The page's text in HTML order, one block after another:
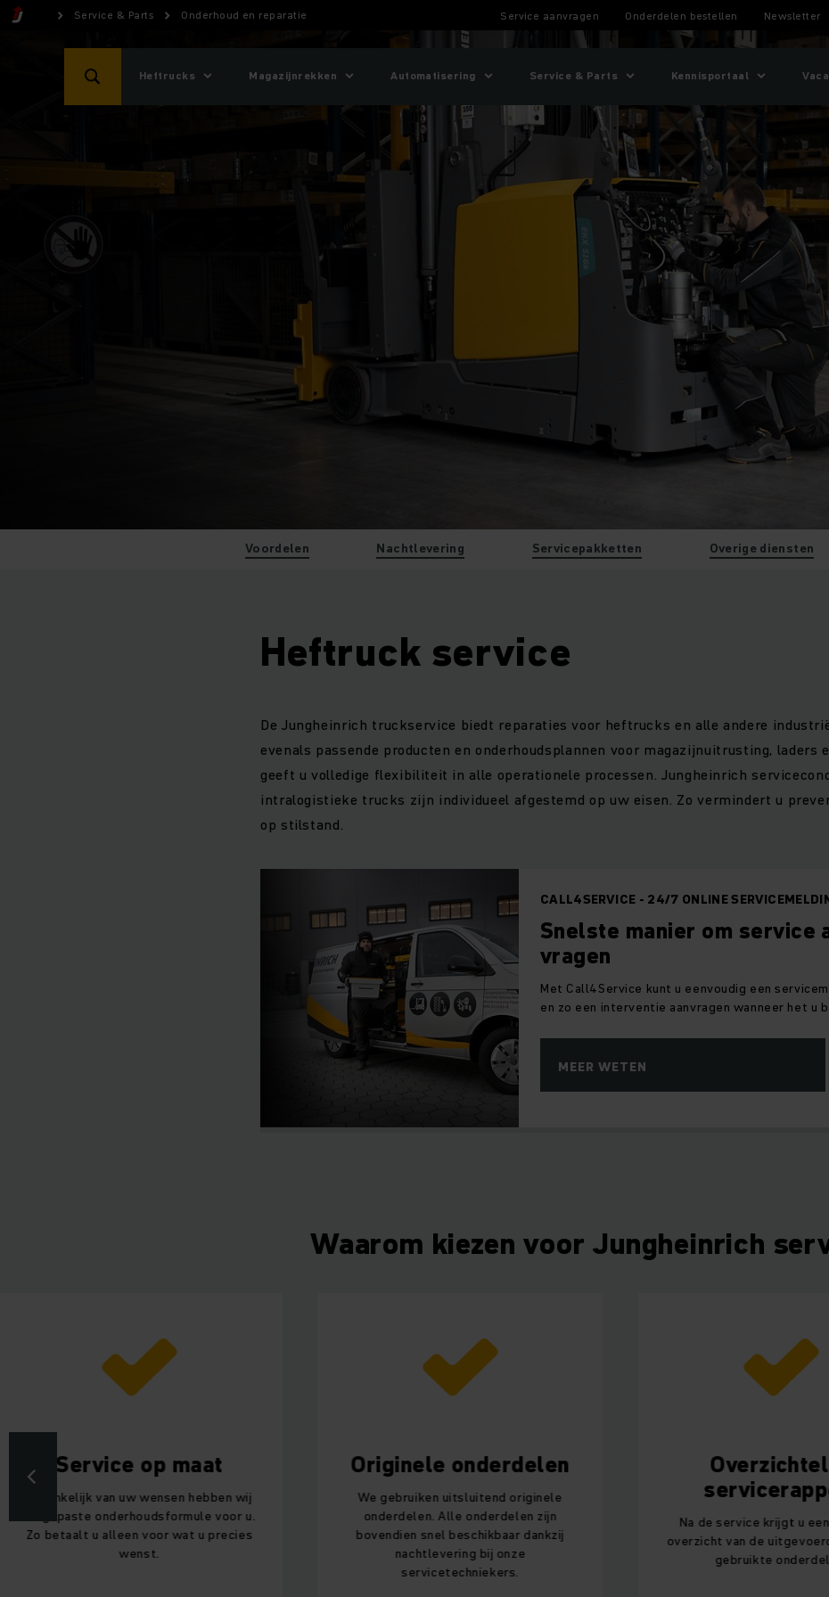
Service & Parts Onderhoud en reparatie Service aanvragen Onderdelen bestellen Newsletter
Heftrucks Magazijnrekken Automatisering Service & Parts Kennisportaal
Voordelen Nachtlevering Servicepakketten Overige diensten
Heftruck service
De Jungheinrich truckservice biedt reparaties voor heftrucks en alle andere
evenals passende producten en onderhoudsplannen voor magazijnuitrusting, laders
geeft u volledige flexibiliteit in alle operationele processen. Jungheinrich
intralogistieke trucks zijn individueel afgestemd op uw eisen. Zo vermindert u
op stilstand.
CALL4SERVICE - 24/7 ONLINE
Snelste manier om service
vragen
Met Call4Service kunt u eenvoudig een
en zo een interventie aanvragen wanneer het u
MEER WETEN
Waarom kiezen voor Jungheinrich
op maat
van uw wensen hebben wij
onderhoudsformule voor u.
u alleen voor wat u precies
Originele onderdelen
We gebruiken uitsluitend originele
onderdelen. Alle onderdelen zijn
bovendien snel beschikbaar dankzij
nachtlevering bij onze
servicetechniekers.
Overzichtelijk
servicerapport
Na de service krijgt u een duidelijk
overzicht van de uitgevoerde taken
gebruikte onderdelen.